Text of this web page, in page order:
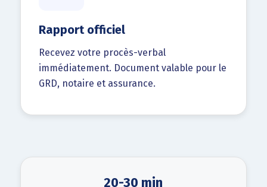
Rapport officiel
Recevez votre procès-verbal
immédiatement. Document valable pour le
GRD, notaire et assurance.
20-30 min